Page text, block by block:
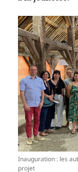
Inauguration : les
projet